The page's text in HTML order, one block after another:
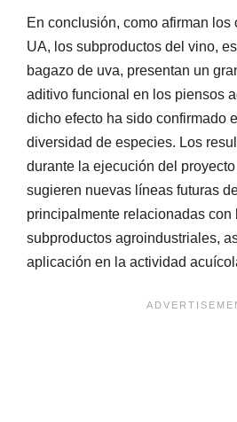
En conclusión, como afirman los
UA, los subproductos del vino,
bagazo de uva, presentan un
aditivo funcional en los piensos
dicho efecto ha sido confirmado
diversidad de especies. Los
durante la ejecución del
sugieren nuevas líneas futuras
principalmente relacionadas
subproductos agroindustriales,
aplicación en la actividad